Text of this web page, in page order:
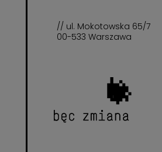
// ul. Mokotowska 65/7
00-533 Warszawa